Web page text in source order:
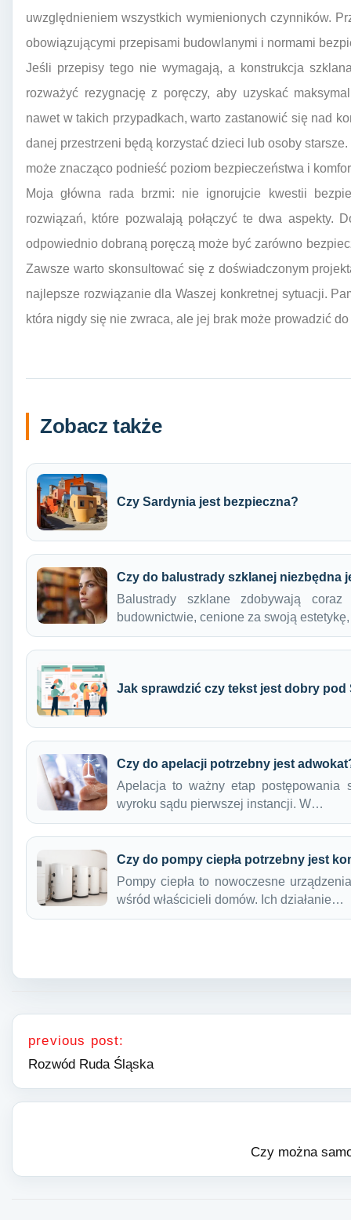
uwzględnieniem wszystkich wymienionych czynników.
obowiązującymi przepisami budowlanymi i normami
Jeśli przepisy tego nie wymagają, a konstrukcja
rozważyć rezygnację z poręczy, aby uzyskać
nawet w takich przypadkach, warto zastanowić się nad
danej przestrzeni będą korzystać dzieci lub osoby
może znacząco podnieść poziom bezpieczeństwa i
Moja główna rada brzmi: nie ignorujcie kwestii
rozwiązań, które pozwalają połączyć te dwa aspekty.
odpowiednio dobraną poręczą może być zarówno
Zawsze warto skonsultować się z doświadczonym
najlepsze rozwiązanie dla Waszej konkretnej sytuacji.
która nigdy się nie zwraca, ale jej brak może prowadzić
Zobacz także
Czy Sardynia jest bezpieczna?
Czy do balustrady szklanej niezbędna
Balustrady szklane zdobywają
budownictwie, cenione za swoją
Jak sprawdzić czy tekst jest dobry pod
Czy do apelacji potrzebny jest
Apelacja to ważny etap postępowania
wyroku sądu pierwszej instancji. W…
Czy do pompy ciepła potrzebny jest
Pompy ciepła to nowoczesne
wśród właścicieli domów. Ich działanie…
Nawigacja wpisu
previous post:
Rozwód Ruda Śląska
Czy można